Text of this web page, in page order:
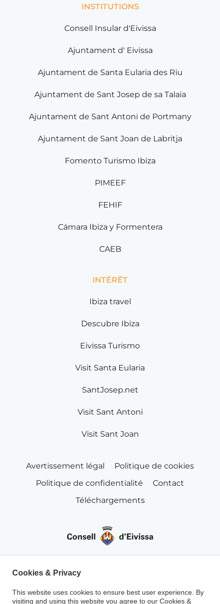
INSTITUTIONS
Consell Insular d'Eivissa
Ajuntament d' Eivissa
Ajuntament de Santa Eularia des Riu
Ajuntament de Sant Josep de sa Talaia
Ajuntament de Sant Antoni de Portmany
Ajuntament de Sant Joan de Labritja
Fomento Turismo Ibiza
PIMEEF
FEHIF
Cámara Ibiza y Formentera
CAEB
INTÉRÊT
Ibiza travel
Descubre Ibiza
Eivissa Turismo
Visit Santa Eularia
SantJosep.net
Visit Sant Antoni
Visit Sant Joan
Avertissement légal
Politique de cookies
Politique de confidentialité
Contact
Téléchargements
Cookies & Privacy
This website uses cookies to ensure best user experience. By
visiting and using this website you agree to our Cookies &